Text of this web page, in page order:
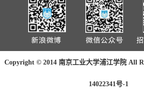
Copyright © 2014 南京工业大学浦江学院 All
14022341号-1